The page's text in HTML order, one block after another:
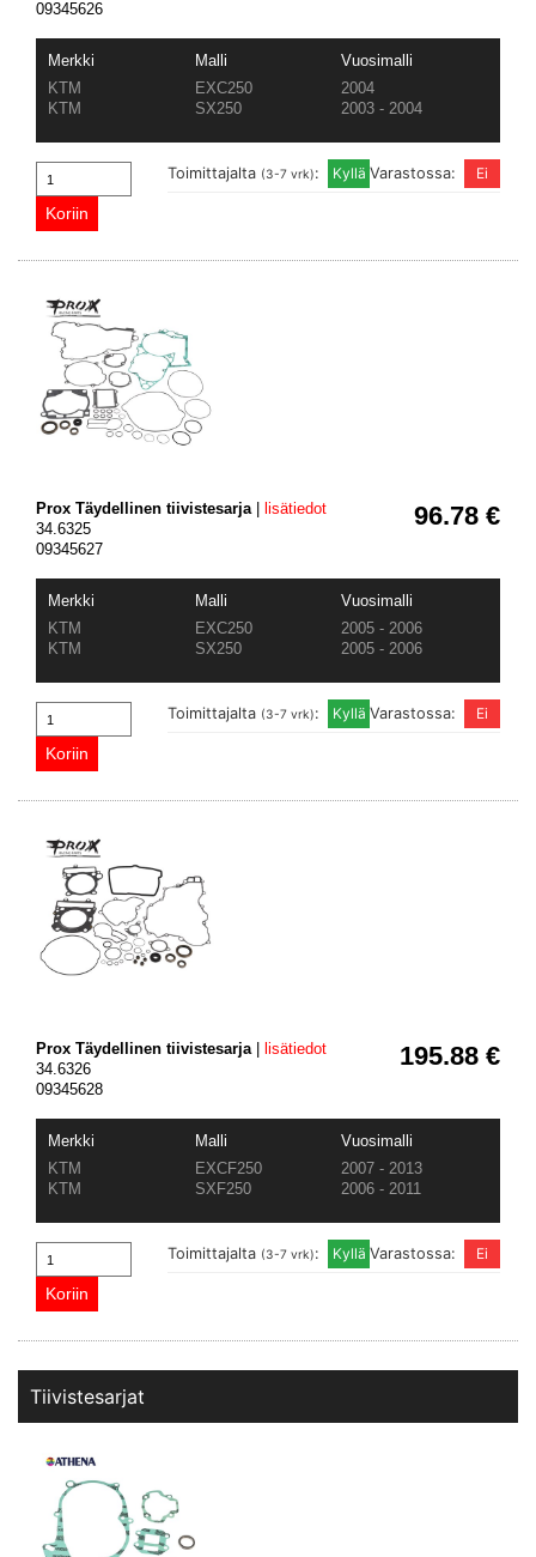
09345626
Merkki Malli
Vuosimalli
KTM
EXC250
2004
KTM
SX250 2003 - 2004
Varastossa:
Toimittajalta (3-7 vrk):
96.78 €
Prox Täydellinen tiivistesarja|
lisätiedot
34.6325
09345627
Merkki Malli
Vuosimalli
KTM
EXC250
2005 - 2006
KTM
SX250 2005 - 2006
Varastossa:
Toimittajalta (3-7 vrk):
195.88 €
Prox Täydellinen tiivistesarja|
lisätiedot
34.6326
09345628
Merkki Malli
Vuosimalli
KTM
EXCF250
2007 - 2013
KTM
SXF250 2006 - 2011
Varastossa:
Toimittajalta (3-7 vrk):
Tiivistesarjat